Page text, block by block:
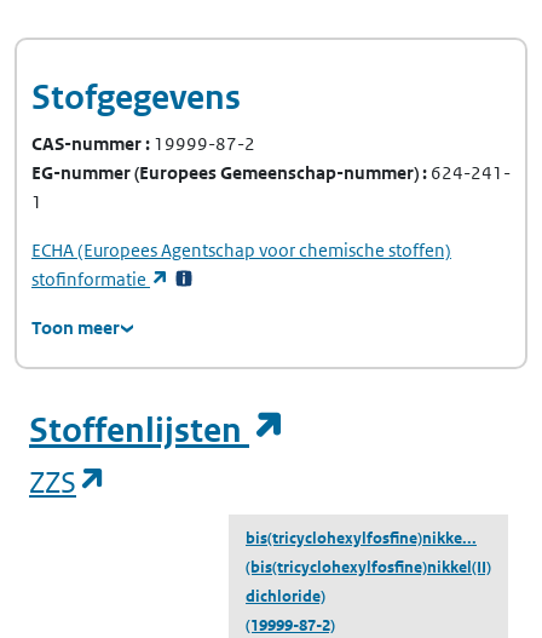
Stofgegevens
CAS-nummer 19999-87-2
EG-nummer(Europees Gemeenschap-nummer) 624-241-
1
ECHA(Europees Agentschap voor chemische stoffen)
stofinformatie
(opent in een nieuw tabblad)
Toon meer
Stoffenlijsten
ZZS
bis(tricyclohexylfosfine)nikke...
(bis(tricyclohexylfosfine)nikkel(II)
dichloride)
(19999-87-2)